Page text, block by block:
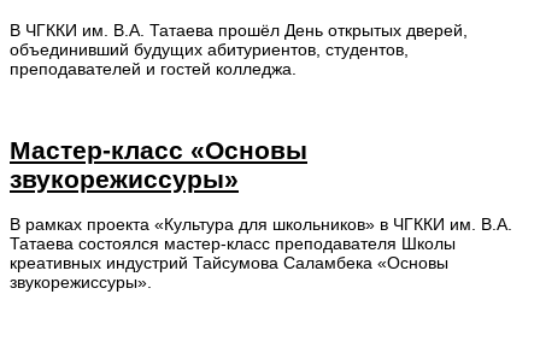
В ЧГККИ им. В.А. Татаева прошёл День открытых дверей,
объединивший будущих абитуриентов, студентов,
преподавателей и гостей колледжа.
Мастер-класс «Основы
звукорежиссуры»
В рамках проекта «Культура для школьников» в ЧГККИ им. В.А.
Татаева состоялся мастер-класс преподавателя Школы
креативных индустрий Тайсумова Саламбека «Основы
звукорежиссуры».